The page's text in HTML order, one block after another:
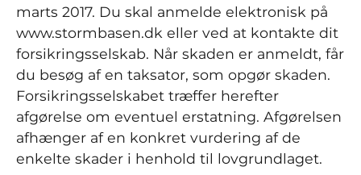
marts 2017. Du skal anmelde elektronisk på
www.stormbasen.dk eller ved at kontakte dit
forsikringsselskab. Når skaden er anmeldt, får
du besøg af en taksator, som opgør skaden.
Forsikringsselskabet træffer herefter
afgørelse om eventuel erstatning. Afgørelsen
afhænger af en konkret vurdering af de
enkelte skader i henhold til lovgrundlaget.